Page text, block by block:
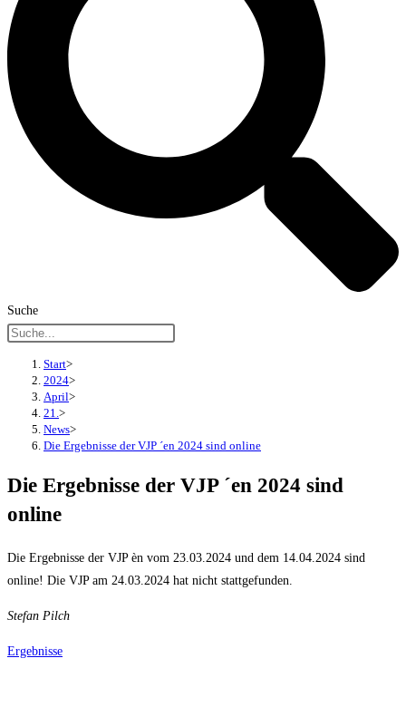
Suche
Start>
2024>
April>
21. >
News>
Die Ergebnisse der VJP ´en 2024 sind online
Die Ergebnisse der VJP ´en 2024 sind
online
Die Ergebnisse der VJP èn vom 23.03.2024 und dem 14.04.2024 sind
online! Die VJP am 24.03.2024 hat nicht stattgefunden.
Stefan Pilch
Ergebnisse